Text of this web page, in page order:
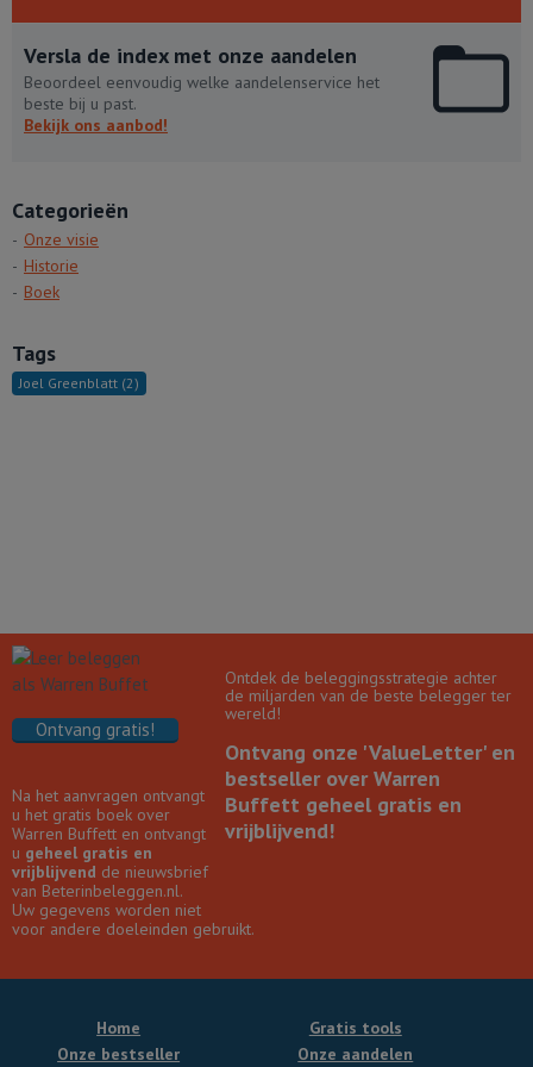
Versla de index met onze aandelen
Beoordeel eenvoudig welke aandelenservice het
beste bij u past.
Bekijk ons aanbod!
Categorieën
Onze visie
Historie
Boek
Tags
Joel Greenblatt (2)
Ontdek de beleggingsstrategie achter
de miljarden van de beste belegger ter
wereld!
Ontvang onze 'ValueLetter' en
bestseller over Warren
Buffett geheel gratis en
vrijblijvend!
Ontvang gratis!
Na het aanvragen ontvangt
u het gratis boek over
Warren Buffett en ontvangt
u geheel gratis en
vrijblijvend de nieuwsbrief
van Beterinbeleggen.nl.
Uw gegevens worden niet
voor andere doeleinden gebruikt.
Home
Onze bestseller
Gratis tools
Onze aandelen